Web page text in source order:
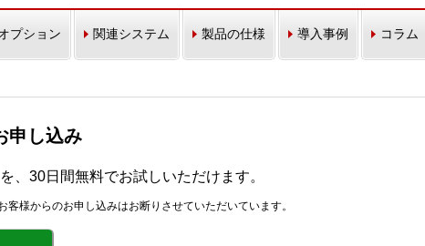
プション 関連システム 製品の仕様 導入事例 コラム
申し込み
、30日間無料でお試しいただけます。
客様からのお申し込みはお断りさせていただいています。